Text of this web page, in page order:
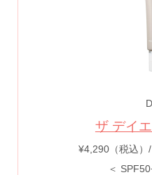
ザ デイ
¥4,290（税込）/
＜